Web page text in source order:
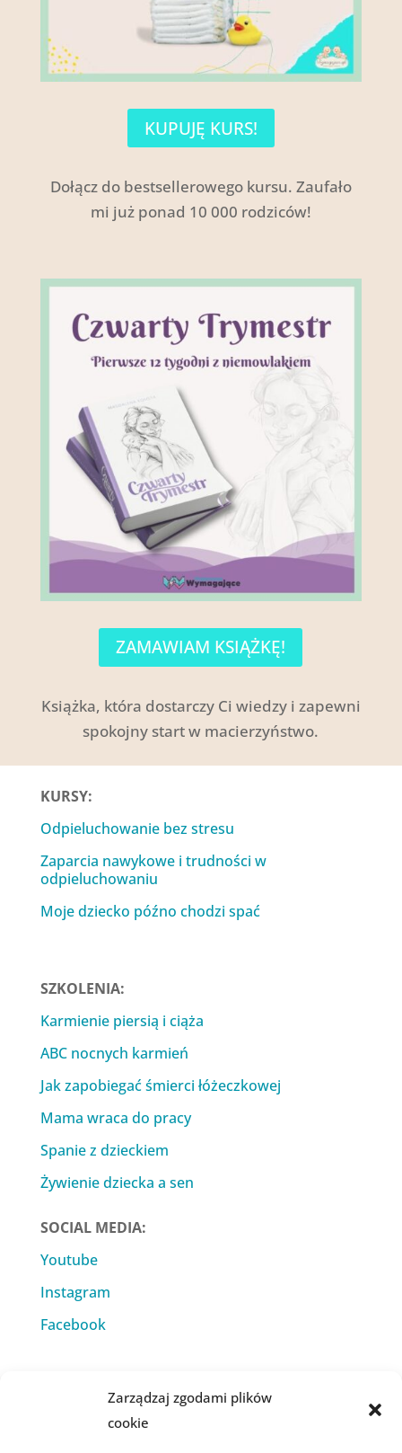
Zarządzaj zgodami plików
cookie
KUPUJĘ KURS!
Dołącz do bestsellerowego kursu. Zaufało
mi już ponad 10 000 rodziców!
ZAMAWIAM KSIĄŻKĘ!
Książka, która dostarczy Ci wiedzy i zapewni
spokojny start w macierzyństwo.
KURSY:
Odpieluchowanie bez stresu
Zaparcia nawykowe i trudności w
odpieluchowaniu
Moje dziecko późno chodzi spać
SZKOLENIA:
Karmienie piersią i ciąża
ABC nocnych karmień
Jak zapobiegać śmierci łóżeczkowej
Mama wraca do pracy
Spanie z dzieckiem
Żywienie dziecka a sen
SOCIAL MEDIA:
Youtube
Instagram
Facebook